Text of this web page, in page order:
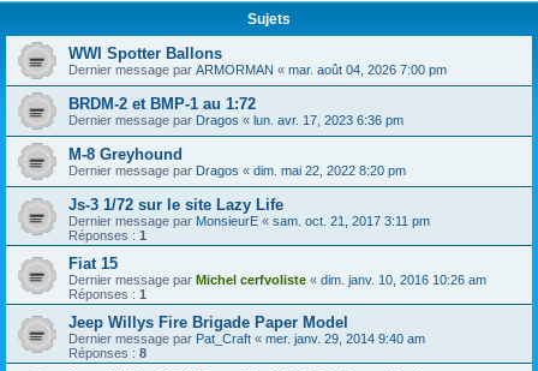
Sujets
WWI Spotter Ballons
Dernier message par ARMORMAN « mar. août 04, 2026 7:00 pm
BRDM-2 et BMP-1 au 1:72
Dernier message par Dragos « lun. avr. 17, 2023 6:36 pm
M-8 Greyhound
Dernier message par Dragos « dim. mai 22, 2022 8:20 pm
Js-3 1/72 sur le site Lazy Life
Dernier message par MonsieurE « sam. oct. 21, 2017 3:11 pm
Réponses : 1
Fiat 15
Dernier message par Michel cerfvoliste « dim. janv. 10, 2016 10:26 am
Réponses : 1
Jeep Willys Fire Brigade Paper Model
Dernier message par Pat_Craft « mer. janv. 29, 2014 9:40 am
Réponses : 8